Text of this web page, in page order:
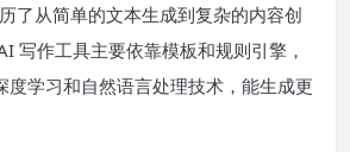
了从简单的文本生成到复杂的内容创
写作工具主要依靠模板和规则引擎，
度学习和自然语言处理技术，能生成更